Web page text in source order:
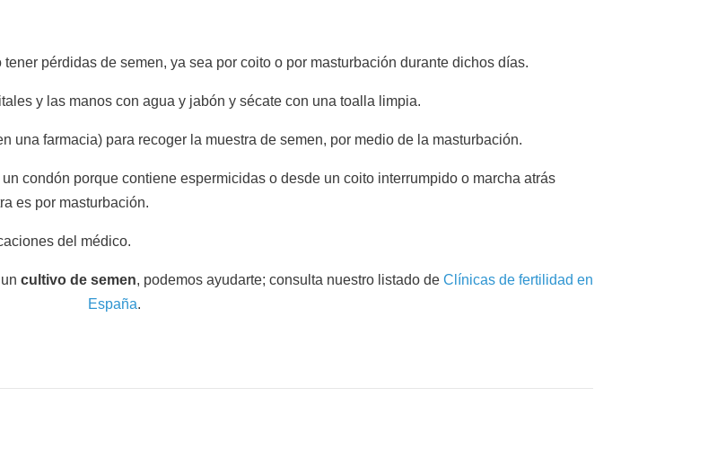
pérdidas de semen, ya sea por coito o por masturbación durante dichos días.
y las manos con agua y jabón y sécate con una toalla limpia.
una farmacia) para recoger la muestra de semen, por medio de la masturbación.
condón porque contiene espermicidas o desde un coito interrumpido o marcha atrás
es por masturbación.
del médico.
cultivo de semen, podemos ayudarte; consulta nuestro listado de Clínicas de fertilidad en
España.